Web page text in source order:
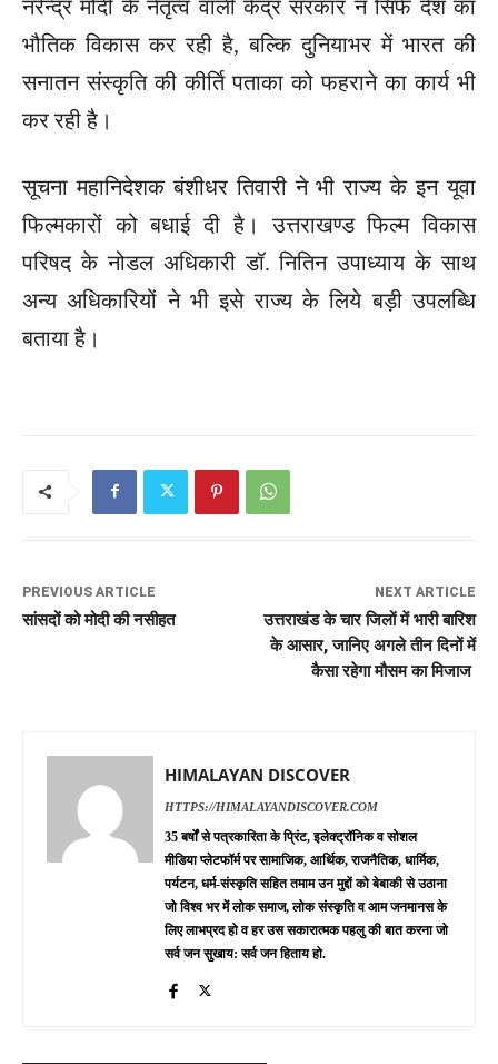
नरेन्द्र मोदी के नेतृत्व वाली केंद्र सरकार न सिर्फ देश का
भौतिक विकास कर रही है, बल्कि दुनियाभर में भारत की
सनातन संस्कृति की कीर्ति पताका को फहराने का कार्य भी
कर रही है।
सूचना महानिदेशक बंशीधर तिवारी ने भी राज्य के इन यूवा
फिल्मकारों को बधाई दी है। उत्तराखण्ड फिल्म विकास
परिषद के नोडल अधिकारी डॉ. नितिन उपाध्याय के साथ
अन्य अधिकारियों ने भी इसे राज्य के लिये बड़ी उपलब्धि
बताया है।
PREVIOUS ARTICLE
सांसदों को मोदी की नसीहत
NEXT ARTICLE
उत्तराखंड के चार जिलों में भारी बारिश
के आसार, जानिए अगले तीन दिनों में
कैसा रहेगा मौसम का मिजाज
HIMALAYAN DISCOVER
HTTPS://HIMALAYANDISCOVER.COM
35 बर्षों से पत्रकारिता के प्रिंट, इलेक्ट्रॉनिक व सोशल
मीडिया प्लेटफॉर्म पर सामाजिक, आर्थिक, राजनैतिक, धार्मिक,
पर्यटन, धर्म-संस्कृति सहित तमाम उन मुद्दों को बेबाकी से उठाना
जो विश्व भर में लोक समाज, लोक संस्कृति व आम जनमानस के
लिए लाभप्रद हो व हर उस सकारात्मक पहलु की बात करना जो
सर्व जन सुखाय: सर्व जन हिताय हो.